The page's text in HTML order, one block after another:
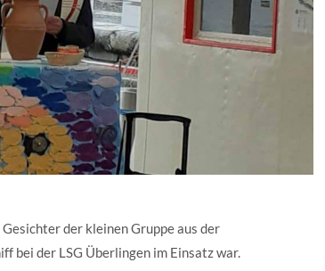
der kleinen Gruppe aus der
bei der LSG Überlingen im Einsatz war.